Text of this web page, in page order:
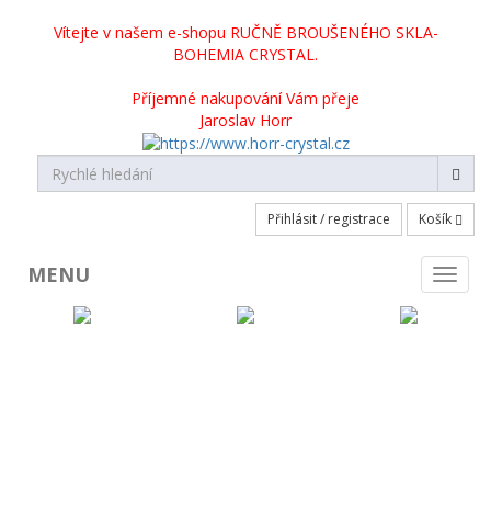
Vítejte v našem e-shopu RUČNĚ BROUŠENÉHO SKLA-
BOHEMIA CRYSTAL.
Příjemné nakupování Vám přeje
Jaroslav Horr
Přihlásit / registrace Košík
MENU